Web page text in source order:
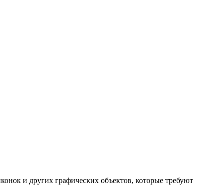
и других графических объектов, которые требуют